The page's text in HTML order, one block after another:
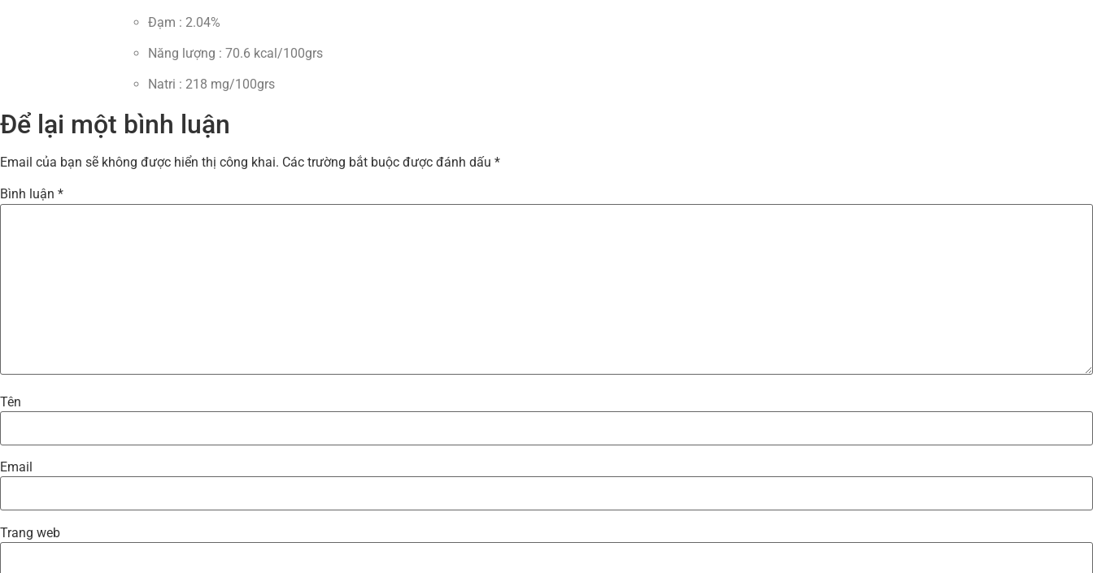
Đạm : 2.04%
Năng lượng : 70.6 kcal/100grs
Natri : 218 mg/100grs
Để lại một bình luận
Email của bạn sẽ không được hiển thị công khai. Các trường bắt buộc được đánh dấu *
Bình luận *
Tên
Email
Trang web